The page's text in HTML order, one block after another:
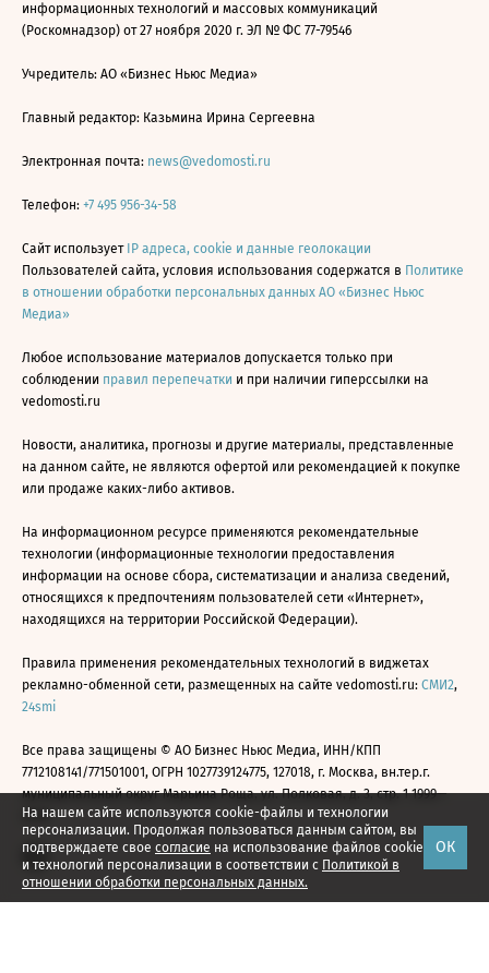
На нашем сайте используются cookie-файлы и технологии
персонализации. Продолжая пользоваться данным сайтом, вы
подтверждаете свое согласие на использование файлов cookie
и технологий персонализации в соответствии с Политикой в
отношении обработки персональных данных.
ОК
информационных технологий и массовых коммуникаций
(Роскомнадзор) от 27 ноября 2020 г. ЭЛ № ФС 77-79546
Учредитель: АО «Бизнес Ньюс Медиа»
Главный редактор: Казьмина Ирина Сергеевна
Электронная почта: news@vedomosti.ru
Телефон: +7 495 956-34-58
Сайт использует IP адреса, cookie и данные геолокации
Пользователей сайта, условия использования содержатся в Политике
в отношении обработки персональных данных АО «Бизнес Ньюс
Медиа»
Любое использование материалов допускается только при
соблюдении правил перепечатки и при наличии гиперссылки на
vedomosti.ru
Новости, аналитика, прогнозы и другие материалы, представленные
на данном сайте, не являются офертой или рекомендацией к покупке
или продаже каких-либо активов.
На информационном ресурсе применяются рекомендательные
технологии (информационные технологии предоставления
информации на основе сбора, систематизации и анализа сведений,
относящихся к предпочтениям пользователей сети «Интернет»,
находящихся на территории Российской Федерации).
Правила применения рекомендательных технологий в виджетах
рекламно-обменной сети, размещенных на сайте vedomosti.ru: СМИ2,
24smi
Все права защищены © АО Бизнес Ньюс Медиа, ИНН/КПП
7712108141/771501001, ОГРН 1027739124775, 127018, г. Москва, вн.тер.г.
муниципальный округ Марьина Роща, ул. Полковая, д. 3, стр. 1 1999—
2026